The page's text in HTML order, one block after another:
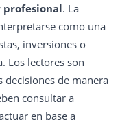
. La
como una
inversiones o
Los lectores son
decisiones de manera
consultar a
en base a